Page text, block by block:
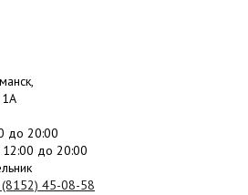
до 20:00
12:00 до 20:00
45-08-58